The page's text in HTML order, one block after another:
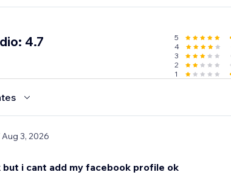
4.7 5
4
3
2
1
3, 2026
but i cant add my facebook profile ok